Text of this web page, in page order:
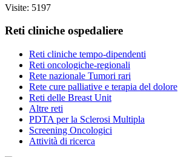
Visite: 5197
Reti cliniche ospedaliere
Reti cliniche tempo-dipendenti
Reti oncologiche-regionali
Rete nazionale Tumori rari
Rete cure palliative e terapia del dolore
Reti delle Breast Unit
Altre reti
PDTA per la Sclerosi Multipla
Screening Oncologici
Attività di ricerca